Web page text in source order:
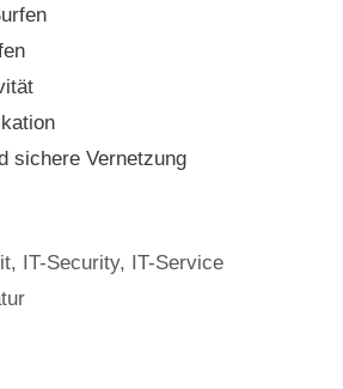
sichere Vernetzung
, IT-Security, IT-Service